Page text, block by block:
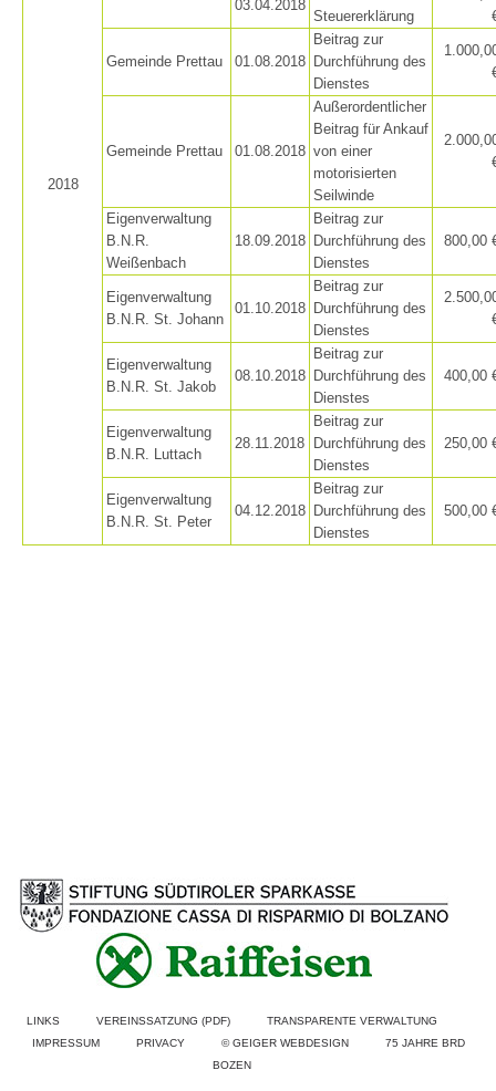
2018
03.04.2018
Steuererklärung
Gemeinde Prettau 01.08.2018
Beitrag zur
Durchführung des
Dienstes
Gemeinde Prettau 01.08.2018
Außerordentlicher
Beitrag für Ankauf
von einer
motorisierten
Seilwinde
Eigenverwaltung
B.N.R.
Weißenbach
18.09.2018
Beitrag zur
Durchführung des
Dienstes
800,00
Eigenverwaltung
B.N.R. St. Johann
01.10.2018
Beitrag zur
Durchführung des
Dienstes
Eigenverwaltung
B.N.R. St. Jakob
08.10.2018
Beitrag zur
Durchführung des
Dienstes
400,00
Eigenverwaltung
B.N.R. Luttach
28.11.2018
Beitrag zur
Durchführung des
Dienstes
250,00
Eigenverwaltung
B.N.R. St. Peter
04.12.2018
Beitrag zur
Durchführung des
Dienstes
500,00
LINKS VEREINSSATZUNG (PDF)
TRANSPARENTE VERWALTUNG
IMPRESSUM
PRIVACY © GEIGER WEBDESIGN
75 JAHRE BRD
BOZEN